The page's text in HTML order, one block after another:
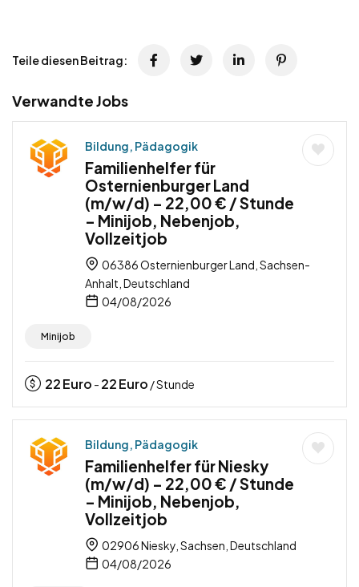
Teile diesen Beitrag:
Verwandte Jobs
Bildung, Pädagogik
Familienhelfer für
Osternienburger Land
(m/w/d) – 22,00 € / Stunde
– Minijob, Nebenjob,
Vollzeitjob
06386 Osternienburger Land, Sachsen-
Anhalt, Deutschland
04/08/2026
Minijob
22Euro - 22Euro / Stunde
Bildung, Pädagogik
Familienhelfer für Niesky
(m/w/d) – 22,00 € / Stunde
– Minijob, Nebenjob,
Vollzeitjob
02906 Niesky, Sachsen, Deutschland
04/08/2026